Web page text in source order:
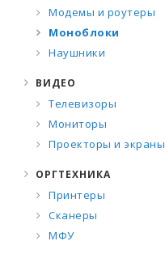
Модемы и роутеры
Моноблоки
Наушники
ВИДЕО
Телевизоры
Мониторы
Проекторы и экраны
ОРГТЕХНИКА
Принтеры
Сканеры
МФУ